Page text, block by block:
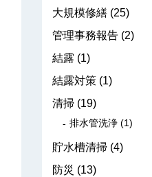
大規模修繕 (25)
管理事務報告 (2)
結露 (1)
結露対策 (1)
清掃 (19)
排水管洗浄 (1)
貯水槽清掃 (4)
防災 (13)